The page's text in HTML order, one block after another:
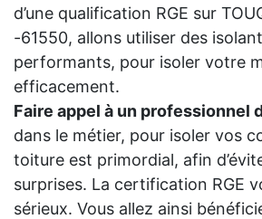
d’une qualification RGE sur
-61550, allons utiliser des
performants, pour isoler votre
efficacement.
Faire appel à un professionnel
dans le métier, pour isoler vos
toiture est primordial, afin
surprises. La certification RGE
sérieux. Vous allez ainsi